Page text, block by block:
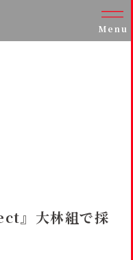
Menu
』大林組で採